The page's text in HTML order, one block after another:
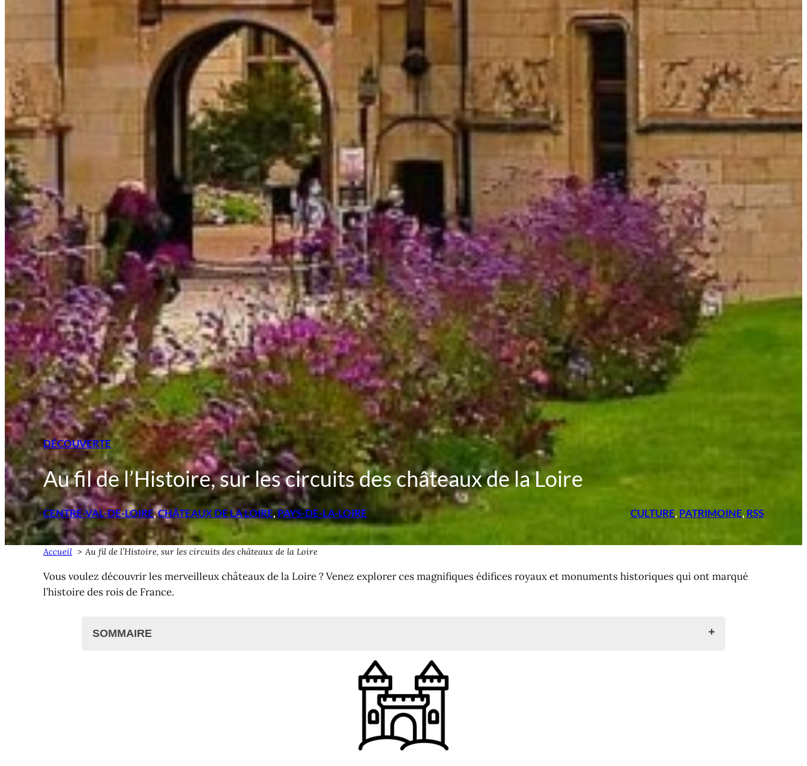
DÉCOUVERTE
Au fil de l’Histoire, sur les circuits des châteaux de la Loire
CENTRE-VAL-DE-LOIRE, CHÂTEAUX DE LA LOIRE, PAYS-DE-LA-LOIRE CULTURE, PATRIMOINE, RSS
Accueil Au fil de l’Histoire, sur les circuits des châteaux de la Loire
Vous voulez découvrir les merveilleux châteaux de la Loire ? Venez explorer ces magnifiques édifices royaux et monuments historiques qui ont marqué
l’histoire des rois de France.
SOMMAIRE